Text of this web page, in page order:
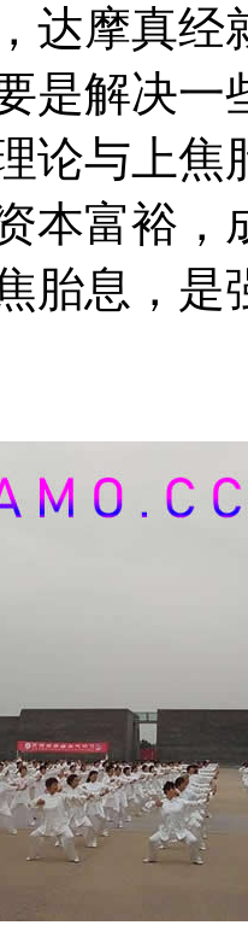
达摩真经
是解决
论与上焦
本富裕，
胎息，是